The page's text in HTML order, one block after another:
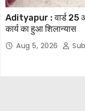
Adityapur : वार्ड 25
कार्य का हुआ शिलान्यास
Aug 5, 2026